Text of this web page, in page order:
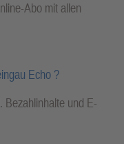
Abo mit allen
Echo ?
Bezahlinhalte und E-